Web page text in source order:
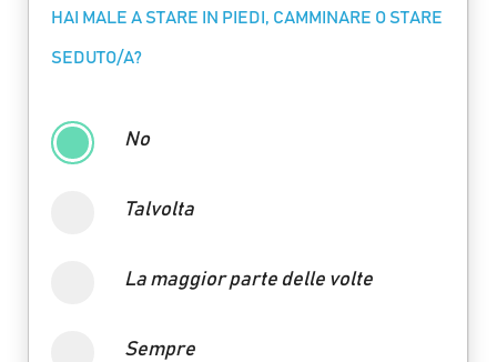
HAI MALE A STARE IN PIEDI, CAMMINARE O STARE
SEDUTO/A?
No
Talvolta
La maggior parte delle volte
Sempre